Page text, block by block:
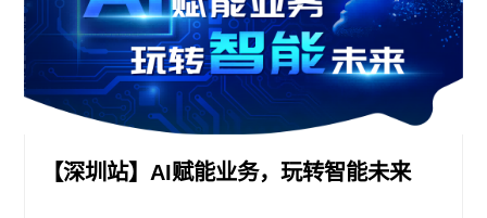
【深圳站】AI赋能业务，玩转智能未来